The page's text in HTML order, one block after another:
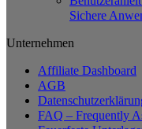
Sichere
Unternehmen
Affiliate Dashboard
AGB
FAQ – Frequently